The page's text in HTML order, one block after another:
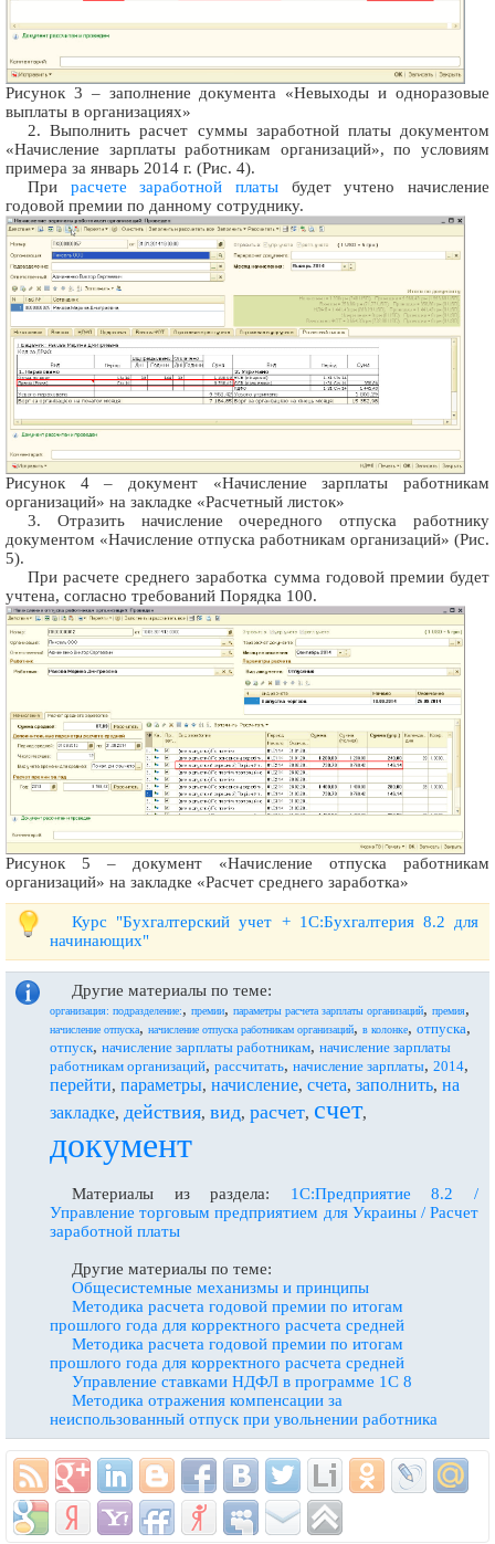
Рисунок 3 – заполнение документа «Невыходы и одноразовые
выплаты в организациях»
2. Выполнить расчет суммы заработной платы документом
«Начисление зарплаты работникам организаций», по условиям
примера за январь 2014 г. (Рис. 4).
При расчете заработной платы будет учтено начисление
годовой премии по данному сотруднику.
Рисунок 4 – документ «Начисление зарплаты работникам
организаций» на закладке «Расчетный листок»
3. Отразить начисление очередного отпуска работнику
документом «Начисление отпуска работникам организаций» (Рис.
5).
При расчете среднего заработка сумма годовой премии будет
учтена, согласно требований Порядка 100.
Рисунок 5 – документ «Начисление отпуска работникам
организаций» на закладке «Расчет среднего заработка»
Курс "Бухгалтерский учет + 1С:Бухгалтерия 8.2 для
начинающих"
Другие материалы по теме:
организация: подразделение:, премии, параметры расчета зарплаты организаций, премия,
начисление отпуска, начисление отпуска работникам организаций, в колонке, отпуска,
отпуск, начисление зарплаты работникам, начисление зарплаты
работникам организаций, рассчитать, начисление зарплаты, 2014,
перейти, параметры, начисление, счета, заполнить, на
закладке, действия, вид, расчет, счет,
документ
Материалы из раздела: 1С:Предприятие 8.2 /
Управление торговым предприятием для Украины / Расчет
заработной платы
Другие материалы по теме:
Общесистемные механизмы и принципы
Методика расчета годовой премии по итогам
прошлого года для корректного расчета средней
Методика расчета годовой премии по итогам
прошлого года для корректного расчета средней
Управление ставками НДФЛ в программе 1С 8
Методика отражения компенсации за
неиспользованный отпуск при увольнении работника